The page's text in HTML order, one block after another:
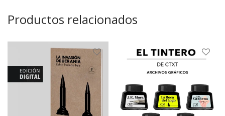
Productos relacionados